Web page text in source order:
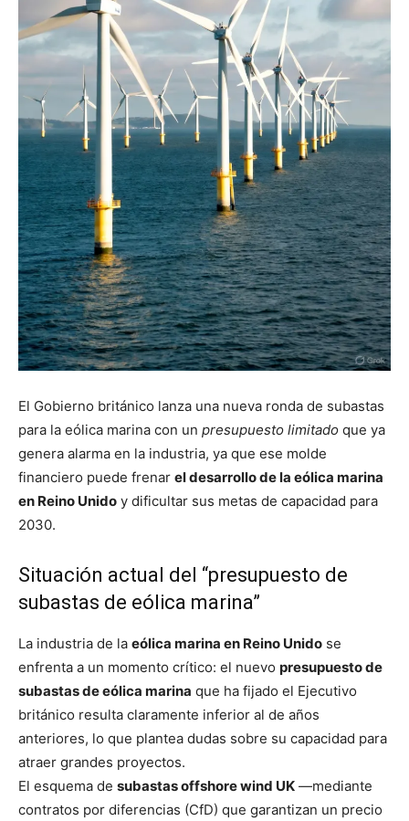
El Gobierno británico lanza una nueva ronda de subastas
para la eólica marina con un presupuesto limitado que ya
genera alarma en la industria, ya que ese molde
financiero puede frenar el desarrollo de la eólica marina
en Reino Unido y dificultar sus metas de capacidad para
2030.
Situación actual del “presupuesto de
subastas de eólica marina”
La industria de la eólica marina en Reino Unido se
enfrenta a un momento crítico: el nuevo presupuesto de
subastas de eólica marina que ha fijado el Ejecutivo
británico resulta claramente inferior al de años
anteriores, lo que plantea dudas sobre su capacidad para
atraer grandes proyectos.
El esquema de subastas offshore wind UK —mediante
contratos por diferencias (CfD) que garantizan un precio